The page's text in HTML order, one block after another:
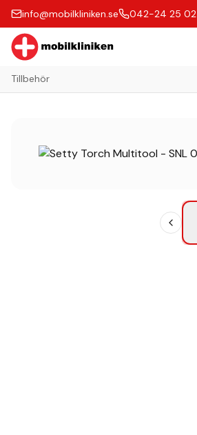
info@mobilkliniken.se 042-24 25 02
Tillbehör